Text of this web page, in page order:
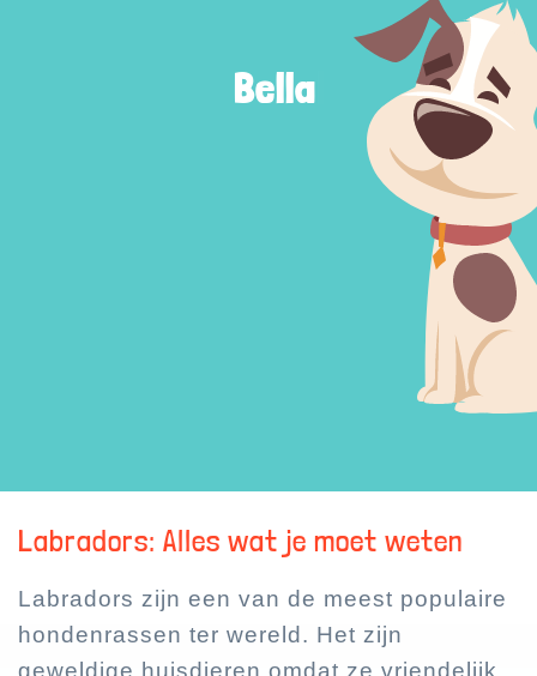
Bel|
Labradors: Alles wat je moet weten
Labradors zijn een van de meest populaire
hondenrassen ter wereld. Het zijn
geweldige huisdieren omdat ze vriendelijk,